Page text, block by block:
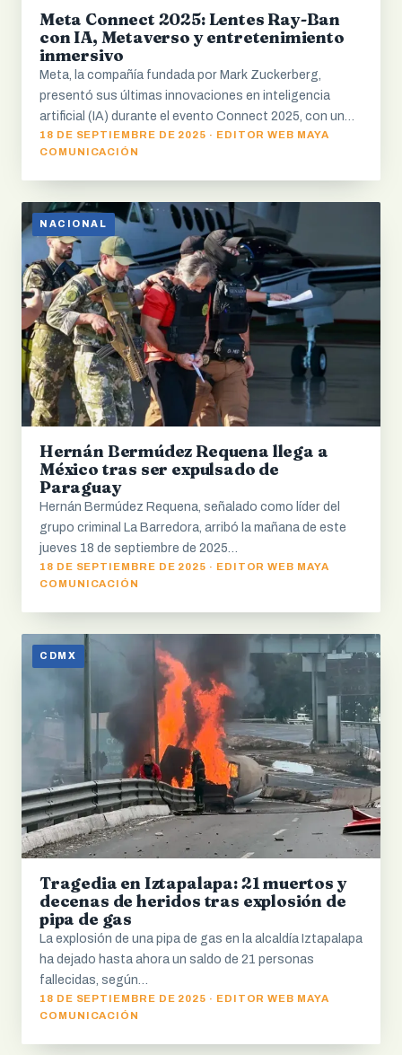
Meta Connect 2025: Lentes Ray-Ban
con IA, Metaverso y entretenimiento
inmersivo
Meta, la compañía fundada por Mark Zuckerberg,
presentó sus últimas innovaciones en inteligencia
artificial (IA) durante el evento Connect 2025, con un…
18 DE SEPTIEMBRE DE 2025 · EDITOR WEB MAYA
COMUNICACIÓN
NACIONAL
Hernán Bermúdez Requena llega a
México tras ser expulsado de
Paraguay
Hernán Bermúdez Requena, señalado como líder del
grupo criminal La Barredora, arribó la mañana de este
jueves 18 de septiembre de 2025…
18 DE SEPTIEMBRE DE 2025 · EDITOR WEB MAYA
COMUNICACIÓN
CDMX
Tragedia en Iztapalapa: 21 muertos y
decenas de heridos tras explosión de
pipa de gas
La explosión de una pipa de gas en la alcaldía Iztapalapa
ha dejado hasta ahora un saldo de 21 personas
fallecidas, según…
18 DE SEPTIEMBRE DE 2025 · EDITOR WEB MAYA
COMUNICACIÓN